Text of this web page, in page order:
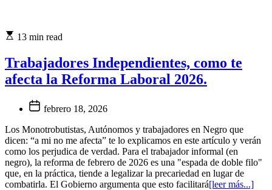
13 min read
Trabajadores Independientes, como te
afecta la Reforma Laboral 2026.
febrero 18, 2026
Los Monotrobutistas, Autónomos y trabajadores en Negro que
dicen: “a mi no me afecta” te lo explicamos en este artículo y verán
como los perjudica de verdad. Para el trabajador informal (en
negro), la reforma de febrero de 2026 es una "espada de doble filo"
que, en la práctica, tiende a legalizar la precariedad en lugar de
combatirla. El Gobierno argumenta que esto facilitará[leer más...]